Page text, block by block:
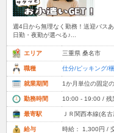
週4日から無理なく勤務！送迎バス
日勤・夜勤が選べる♪...
エリア 三重県 桑名市
職種 仕分/ピッキング/
就業期間 1か月単位の固定
勤務時間 10:00 - 19:00 / 残
最寄駅 ＪＲ関西本線(名
給与 時給： 1,300円 /